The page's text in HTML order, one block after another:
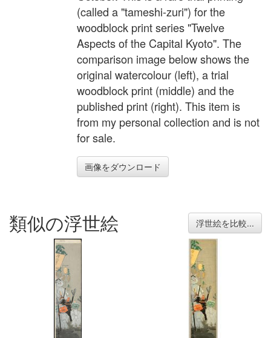
(called a "tameshi-zuri") for the
woodblock print series "Twelve
Aspects of the Capital Kyoto". The
comparison image below shows the
original watercolour (left), a trial
woodblock print (middle) and the
published print (right). This item is
from my personal collection and is not
for sale.
画像をダウンロード
類似の浮世絵 浮世絵を比較...